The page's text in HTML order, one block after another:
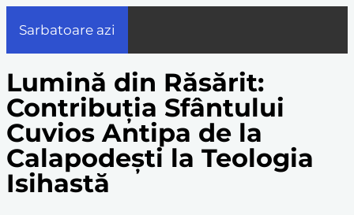
Sarbatoare azi
Lumină din Răsărit:
Contribuția Sfântului
Cuvios Antipa de la
Calapodești la Teologia
Isihastă